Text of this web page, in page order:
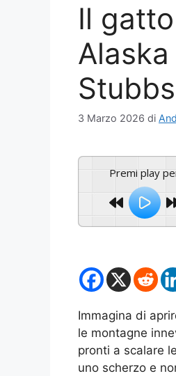
Il
Stubbs
3 Marzo 2026 di
Premi play
Immagina di
le montagne
pronti a scalare
uno scherzo e